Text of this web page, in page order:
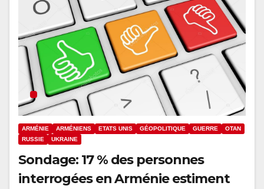
ARMÉNIE ARMÉNIENS ETATS UNIS GÉOPOLITIQUE GUERRE
OTAN
RUSSIE
UKRAINE
Sondage: 17 % des personnes
interrogées en Arménie estiment